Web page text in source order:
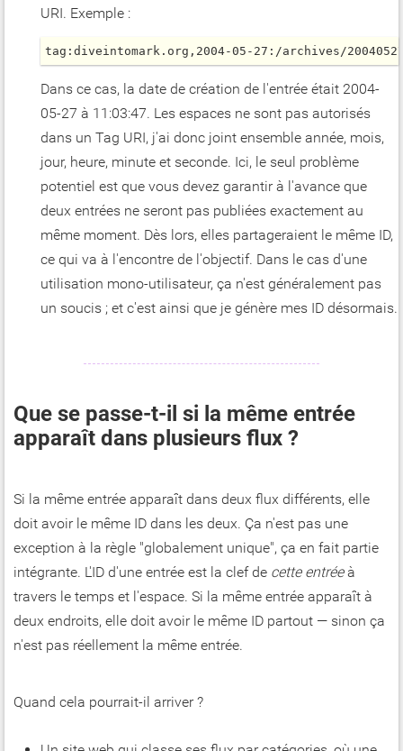
URI. Exemple :
tag:diveintomark.org,2004-05-27:/archives/
Dans ce cas, la date de création de l'entrée était 2004-
05-27 à 11:03:47. Les espaces ne sont pas autorisés
dans un Tag URI, j'ai donc joint ensemble année, mois,
jour, heure, minute et seconde. Ici, le seul problème
potentiel est que vous devez garantir à l'avance que
deux entrées ne seront pas publiées exactement au
même moment. Dès lors, elles partageraient le même ID,
ce qui va à l'encontre de l'objectif. Dans le cas d'une
utilisation mono-utilisateur, ça n'est généralement pas
un soucis ; et c'est ainsi que je génère mes ID désormais.
Que se passe-t-il si la même entrée
apparaît dans plusieurs flux ?
Si la même entrée apparaît dans deux flux différents, elle
doit avoir le même ID dans les deux. Ça n'est pas une
exception à la règle "globalement unique", ça en fait partie
intégrante. L'ID d'une entrée est la clef de cette entréeà
travers le temps et l'espace. Si la même entrée apparaît à
deux endroits, elle doit avoir le même ID partout — sinon ça
n'est pas réellement la même entrée.
Quand cela pourrait-il arriver ?